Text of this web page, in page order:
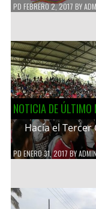
PD FEBRERO 2, 2017 BY
NOTICIA DE ÚLTIMO
Hacía el Tercer
PDENERO 31, 2017 BY